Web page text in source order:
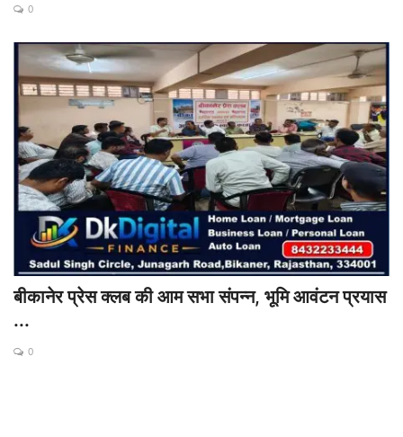
0
बीकानेर प्रेस क्लब की आम सभा संपन्न, भूमि आवंटन प्रयास
...
0